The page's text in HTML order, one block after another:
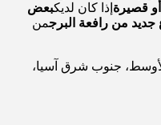
أو قصيرة إذا كان لديكبعض
من رافعة البرجمن
جنوب شرق آسيا،